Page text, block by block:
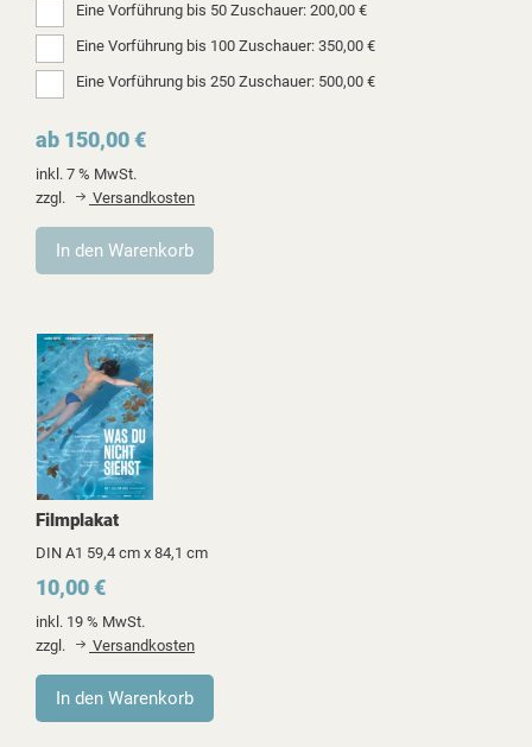
Eine Vorführung bis 50 Zuschauer: 200,00 €
Eine Vorführung bis 100 Zuschauer: 350,00 €
Eine Vorführung bis 250 Zuschauer: 500,00 €
ab 150,00 €
inkl. 7 % MwSt.
zzgl.
Versandkosten
Filmplakat
DIN A1 59,4 cm x 84,1 cm
10,00 €
inkl. 19 % MwSt.
zzgl.
Versandkosten